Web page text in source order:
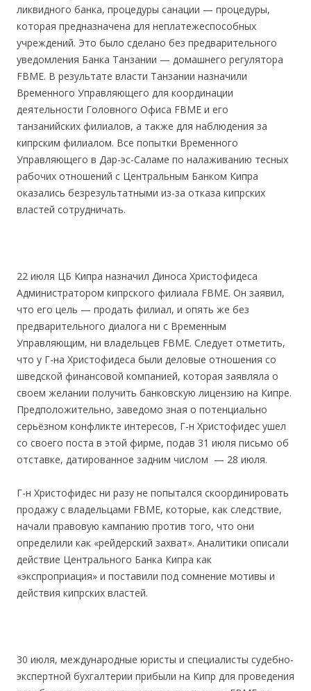
ликвидного банка, процедуры санации — процедуры,
которая предназначена для неплатежеспособных
учреждений. Это было сделано без предварительного
уведомления Банка Танзании — домашнего регулятора
FBME. В результате власти Танзании назначили
Временного Управляющего для координации
деятельности Головного Офиса FBME и его
танзанийских филиалов, а также для наблюдения за
кипрским филиалом. Все попытки Временного
Управляющего в Дар-эс-Саламе по налаживанию тесных
рабочих отношений с Центральным Банком Кипра
оказались безрезультатными из-за отказа кипрских
властей сотрудничать.
22 июля ЦБ Кипра назначил Диноса Христофидеса
Администратором кипрского филиала FBME. Он заявил,
что его цель — продать филиал, и опять же без
предварительного диалога ни с Временным
Управляющим, ни владельцев FBME. Следует отметить,
что у Г-на Христофидеса были деловые отношения со
шведской финансовой компанией, которая заявляла о
своем желании получить банковскую лицензию на Кипре.
Предположительно, заведомо зная о потенциально
серьёзном конфликте интересов, Г-н Христофидес ушел
со своего поста в этой фирме, подав 31 июля письмо об
отставке, датированное задним числом — 28 июля.
Г-н Христофидес ни разу не попытался скоординировать
продажу с владельцами FBME, которые, как следствие,
начали правовую кампанию против того, что они
определили как «рейдерский захват». Аналитики описали
действие Центрального Банка Кипра как
«экспроприация» и поставили под сомнение мотивы и
действия кипрских властей.
30 июля, международные юристы и специалисты судебно-
экспертной бухгалтерии прибыли на Кипр для проведения